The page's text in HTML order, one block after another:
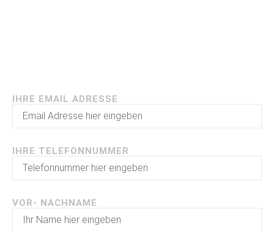
IHRE EMAIL ADRESSE
IHRE TELEFONNUMMER
VOR- NACHNAME